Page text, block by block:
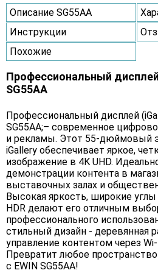
Описание SG55AA
Инструкции
Похожие
Профессиональный
SG55AA
Профессиональный дисплей
SG55AA;– современное
и рекламы. Этот 55-дюймовый
iGallery обеспечивает яркое,
изображение в 4K UHD.
демонстрации контента в
выставочных залах и
Высокая яркость, широкие
HDR делают его отличным
профессионального
стильный дизайн - деревянная
управление контентом через
Превратит любое
с EWIN SG55AA!